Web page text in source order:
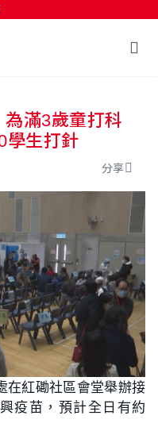
尋滿3歲童打科
生打針
分享
在紅磡社區會堂舉辦接
疫苗，預計全日有約